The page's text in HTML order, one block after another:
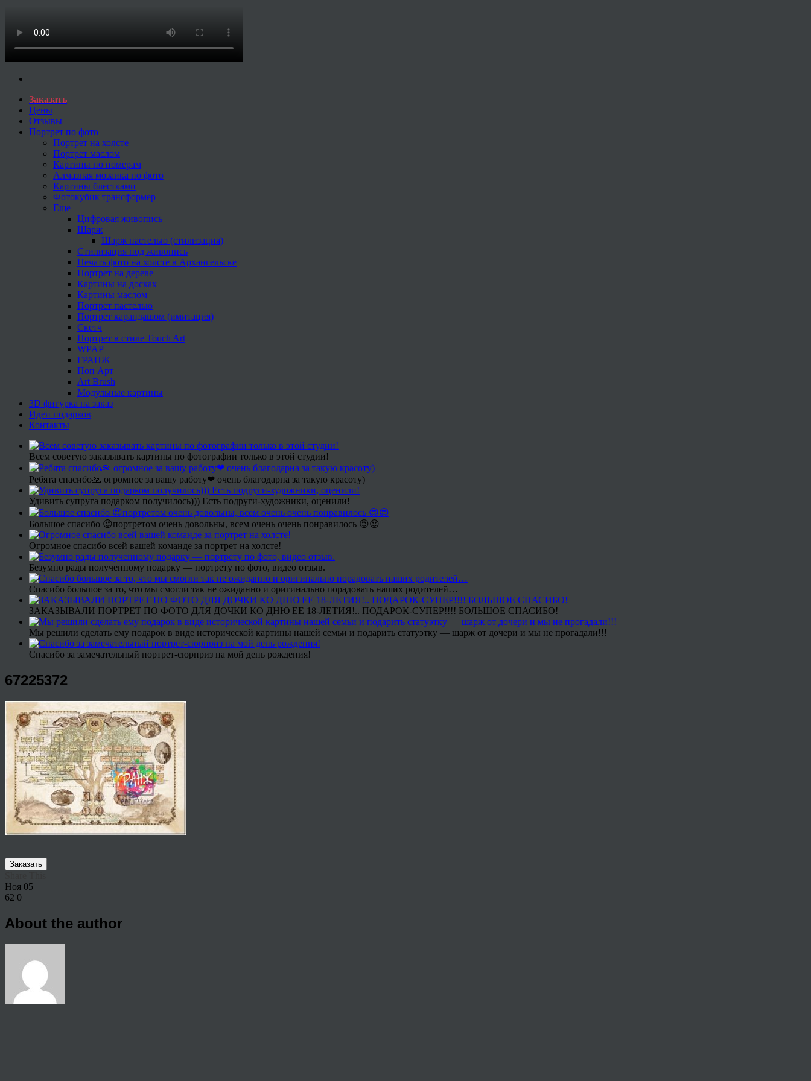
Заказать
Цены
Отзывы
Портрет по фото
Портрет на холсте
Портрет маслом
Картины по номерам
Алмазная мозаика по фото
Картины блестками
Фотокубик трансформер
Еще
Цифровая живопись
Шарж
Шарж пастелью (стилизация)
Стилизация под живопись
Печать фото на холсте в Архангельске
Портрет на дереве
Картины на досках
Картины маслом
Портрет пастелью
Портрет карандашом (имитация)
Скетч
Портрет в стиле Touch Art
WPAP
ГРАНЖ
Поп Арт
Art Brush
Модульные картины
3D фигурка на заказ
Идеи подарков
Контакты
Всем советую заказывать картины по фотографии только в этой студии!
Ребята спасибо🙏 огромное за вашу работу❤ очень благодарна за такую красоту)
Удивить супруга подарком получилось))) Есть подруги-художники, оценили!
Большое спасибо 😍портретом очень довольны, всем очень очень понравилось 😍😍
Огромное спасибо всей вашей команде за портрет на холсте!
Безумно рады полученному подарку — портрету по фото, видео отзыв.
Спасибо большое за то, что мы смогли так не ожиданно и оригинально порадовать наших родителей…
ЗАКАЗЫВАЛИ ПОРТРЕТ ПО ФОТО ДЛЯ ДОЧКИ КО ДНЮ ЕЕ 18-ЛЕТИЯ!.. ПОДАРОК-СУПЕР!!!! БОЛЬШОЕ СПАСИБО!
Мы решили сделать ему подарок в виде исторической картины нашей семьи и подарить статуэтку — шарж от дочери и мы не прогадали!!!
Спасибо за замечательный портрет-сюрприз на мой день рождения!
67225372
Заказать
Ноя 05
62 0
About the author